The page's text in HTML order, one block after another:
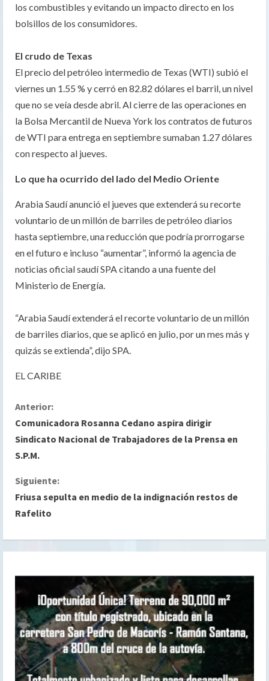
los combustibles y evitando un impacto directo en los
bolsillos de los consumidores.
El crudo de Texas
El precio del petróleo intermedio de Texas (WTI) subió el
viernes un 1.55 % y cerró en 82.82 dólares el barril, un nivel
que no se veía desde abril. Al cierre de las operaciones en
la Bolsa Mercantil de Nueva York los contratos de futuros
de WTI para entrega en septiembre sumaban 1.27 dólares
con respecto al jueves.
Lo que ha ocurrido del lado del Medio Oriente
Arabia Saudí anunció el jueves que extenderá su recorte
voluntario de un millón de barriles de petróleo diarios
hasta septiembre, una reducción que podría prorrogarse
en el futuro e incluso “aumentar”, informó la agencia de
noticias oficial saudí SPA citando a una fuente del
Ministerio de Energía.
“Arabia Saudí extenderá el recorte voluntario de un millón
de barriles diarios, que se aplicó en julio, por un mes más y
quizás se extienda”, dijo SPA.
EL CARIBE
S
i
g
u
e
l
y
e
n
d
Anterior:
Comunicadora Rosanna Cedano aspira dirigir
Sindicato Nacional de Trabajadores de la Prensa en
S.P.M.
Siguiente:
Friusa sepulta en medio de la indignación restos de
Rafelito